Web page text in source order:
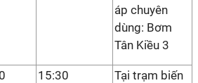
áp chuyên
dùng: Bơm
Tân Kiều 3
15:30
Tại trạm biến